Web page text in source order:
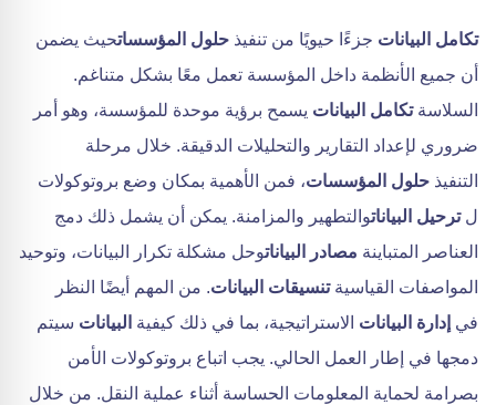
تكامل البيانات جزءًا حيويًا من تنفيذ حلول المؤسساتحيث يضمن
أن جميع الأنظمة داخل المؤسسة تعمل معًا بشكل متناغم.
السلاسةتكامل البيانات يسمح برؤية موحدة للمؤسسة، وهو أمر
ضروري لإعداد التقارير والتحليلات الدقيقة. خلال مرحلة
التنفيذ حلول المؤسسات، فمن الأهمية بمكان وضع بروتوكولات
لترحيل البياناتوالتطهير والمزامنة. يمكن أن يشمل ذلك دمج
العناصر المتباينة مصادر البياناتوحل مشكلة تكرار البيانات، وتوحيد
المواصفات القياسيةتنسيقات البيانات. من المهم أيضًا النظر
في إدارة البيانات الاستراتيجية، بما في ذلك كيفية البيانات سيتم
دمجها في إطار العمل الحالي. يجب اتباع بروتوكولات الأمن
بصرامة لحماية المعلومات الحساسة أثناء عملية النقل. من خلال